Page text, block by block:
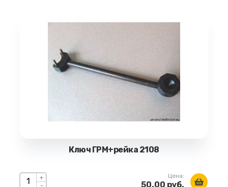
Ключ ГРМ+рейка 2108
+ Цена:
50.00 руб.